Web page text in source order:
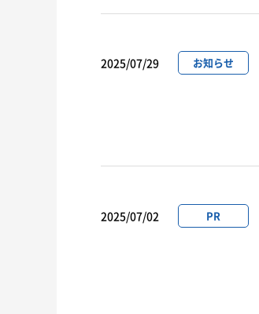
2025/07/29 お知らせ
2025/07/02 PR